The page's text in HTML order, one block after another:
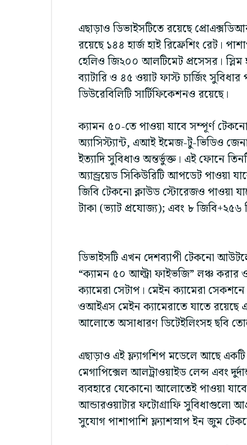
এছাড়াও ডিভাইসটিতে রয়েছে
রয়েছে ১৪৪ হার্জ হাই রিফ্রেশিং রেট।
হেলিও জি২০০ আলটিমেট প্রসেসর।
ব্যাটারি ও ৪৫ ওয়াট ফাস্ট চার্জিং
ডিউরেবিলিটি সার্টিফিকেশনও রয়েছে।
ক্যামন ৫০-তে পাওয়া যাবে সম্পূর্ণ
অ্যাসিস্ট্যান্ট, এআই ইমেজ-টু-ভিডিও
ইত্যাদি সুবিধাও অন্তর্ভুক্ত। এই ফোনে
অ্যান্ড্রয়েড সিকিউরিটি আপডেট পাওয়া
জিবি টেকনো ক্লাউড স্টোরেজও পাওয়া
টাকা (ভ্যাট প্রযোজ্য); এবং ৮ জিবি+২৫৬
ডিভাইসটি এখন দেশব্যাপী টেকনো
“ক্যামন ৫০ আল্ট্রা ফাইভজি” লঞ্চ করার
ক্যামেরা সেটাপ। মেইন ক্যামেরা
ওআইএস মেইন ক্যামেরাতে যাতে রয়েছে
আলোতে অসাধারণ ডিটেইলিংসহ ছবি
এছাড়াও এই ফ্ল্যাগশিপ মডেলে আছে
মেগাপিক্সেল আলট্রাওয়াইড লেন্স এবং
ব্যবহারে যেকোনো আলোতেই পাওয়া
আন্ডারওয়াটার ফটোগ্রাফি সুবিধাগুলো
সুযোগ পাশাপাশি ফ্ল্যাশস্নাপ ইন জুম